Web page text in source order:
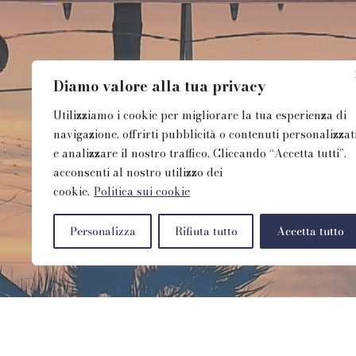
Diamo valore alla tua privacy
Utilizziamo i cookie per migliorare la tua esperienza di
navigazione, offrirti pubblicità o contenuti
e analizzare il nostro traffico. Cliccando “Accetta tutti”,
acconsenti al nostro utilizzo dei
cookie. Politica sui cookie
Personalizza Rifiuta tutto Accetta tutto